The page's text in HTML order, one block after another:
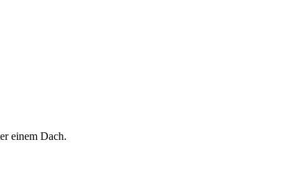
einem Dach.